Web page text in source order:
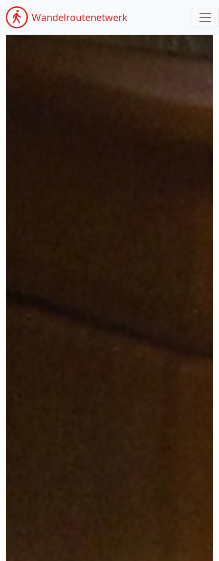
Wandelroutenetwerk